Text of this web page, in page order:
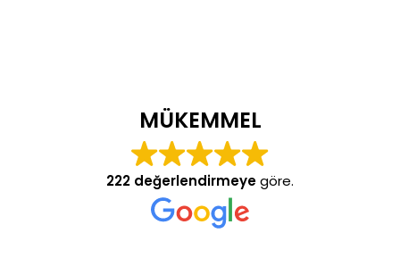
MÜKEMMEL
222 değerlendirmeyegöre.